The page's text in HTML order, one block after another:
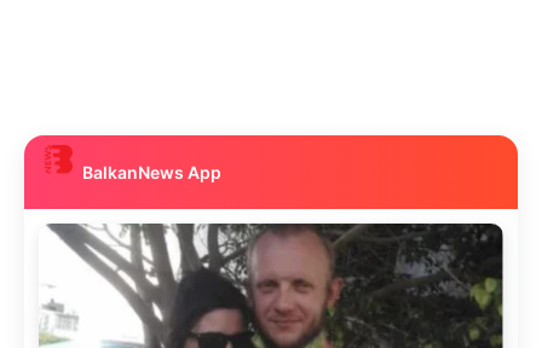
BalkanNews App